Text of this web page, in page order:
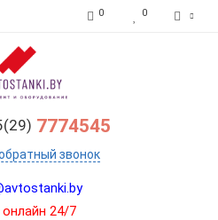
0 0
7774545
звонок
24/7